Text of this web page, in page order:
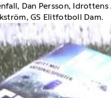
Dan Persson, Idrottens
GS Elitfotboll Dam.